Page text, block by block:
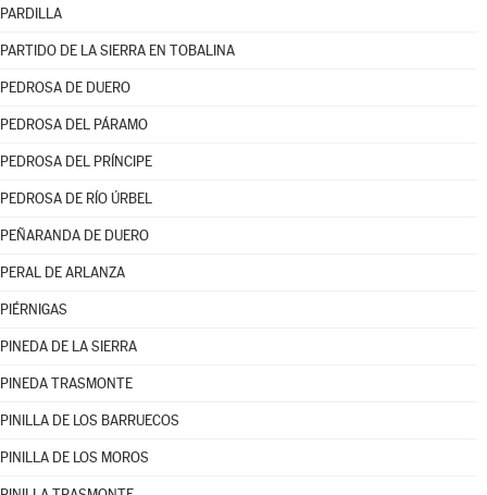
PARDILLA
PARTIDO DE LA SIERRA EN TOBALINA
PEDROSA DE DUERO
PEDROSA DEL PÁRAMO
PEDROSA DEL PRÍNCIPE
PEDROSA DE RÍO ÚRBEL
PEÑARANDA DE DUERO
PERAL DE ARLANZA
PIÉRNIGAS
PINEDA DE LA SIERRA
PINEDA TRASMONTE
PINILLA DE LOS BARRUECOS
PINILLA DE LOS MOROS